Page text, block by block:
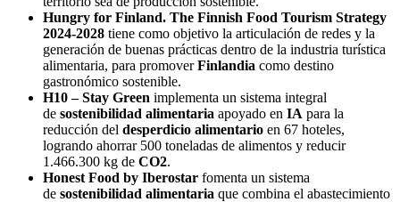
Hungry for Finland. The Finnish Food Tourism Strategy
2024-2028 tiene como objetivo la articulación de redes y la
generación de buenas prácticas dentro de la industria turística
alimentaria, para promoverFinlandia como destino
gastronómico sostenible.
H10 – Stay Green implementa un sistema integral
de sostenibilidad alimentaria apoyado en IA para la
reducción del desperdicio alimentario en 67 hoteles,
logrando ahorrar 500 toneladas de alimentos y reducir
1.466.300 kg de CO2.
Honest Food by Iberostar fomenta un sistema
de sostenibilidad alimentaria que combina el abastecimiento